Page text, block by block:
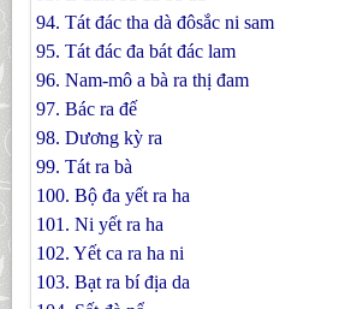
94. Tát đác tha dà đôsắc ni sam
95. Tát đác đa bát đác lam
96. Nam-mô a bà ra thị đam
97. Bác ra đế
98. Dương kỳ ra
99. Tát ra bà
100. Bộ đa yết ra ha
101. Ni yết ra ha
102. Yết ca ra ha ni
103. Bạt ra bí địa da